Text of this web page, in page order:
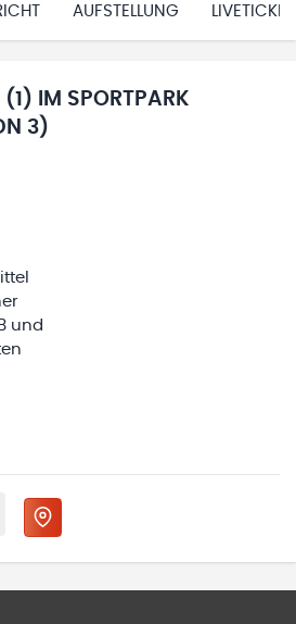
AUFSTELLUNG LIVETICKER
(1) IM SPORTPARK
3)
und